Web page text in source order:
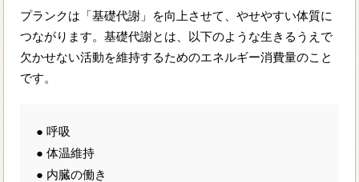
プランクは「基礎代謝」を向上させて、やせやすい体質に
つながります。基礎代謝とは、以下のような生きるうえで
欠かせない活動を維持するためのエネルギー消費量のこと
です。
● 呼吸
● 体温維持
● 内臓の働き